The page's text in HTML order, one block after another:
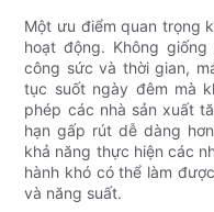
Một ưu điểm quan trọng
hoạt động. Không
công sức và thời gian,
tục suốt ngày đêm mà
phép các nhà sản xuất
hạn gấp rút dễ dàng
khả năng thực hiện các
hành khó có thể làm
và năng suất.